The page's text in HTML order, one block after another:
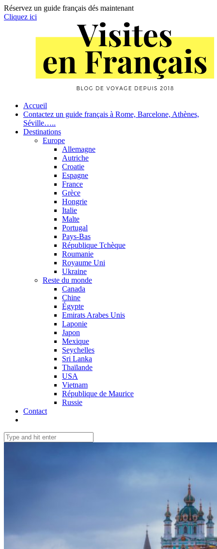
Réservez un guide français dés maintenant
Cliquez ici
Primary
Navigation
Accueil
Contactez un guide français à Rome, Barcelone, Athènes,
Séville…..
Destinations
Europe
Allemagne
Autriche
Croatie
Espagne
France
Grèce
Hongrie
Italie
Malte
Portugal
Pays-Bas
République Tchèque
Roumanie
Royaume Uni
Ukraine
Reste du monde
Canada
Chine
Égypte
Emirats Arabes Unis
Laponie
Japon
Mexique
Seychelles
Sri Lanka
Thaïlande
USA
Vietnam
République de Maurice
Russie
Contact